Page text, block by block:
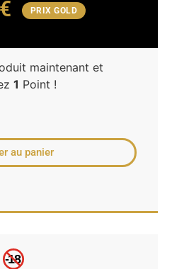
€ PRIX GOLD
maintenant et
1 Point !
au panier
-18